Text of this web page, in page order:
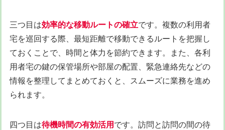
三つ目は効率的な移動ルートの確立です。複数の利用者
宅を巡回する際、最短距離で移動できるルートを把握し
ておくことで、時間と体力を節約できます。また、各利
用者宅の鍵の保管場所や部屋の配置、緊急連絡先などの
情報を整理してまとめておくと、スムーズに業務を進め
られます。
四つ目は待機時間の有効活用です。訪問と訪問の間の待